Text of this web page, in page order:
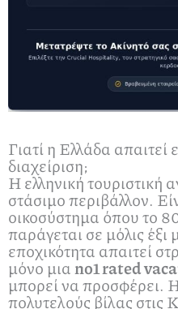
Γιατί η Ελλάδα απαιτεί
διαχείριση;
Η ελληνική τουριστική
στάσιμο περιβάλλον.
οικοσύστημα όπου το
παράγεται σε μόλις
εποχικότητα απαιτεί
μόνο μιαno1 rated
μπορεί να προσφέρει. Η
πολυτελούς βίλας στις